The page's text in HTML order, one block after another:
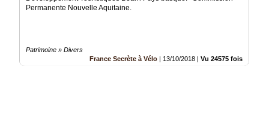
Permanente Nouvelle Aquitaine.
Patrimoine » Divers
France Secrète à Vélo | 13/10/2018 | Vu 24575 fois